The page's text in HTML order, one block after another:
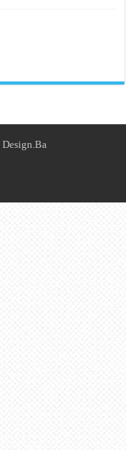
Design.Ba